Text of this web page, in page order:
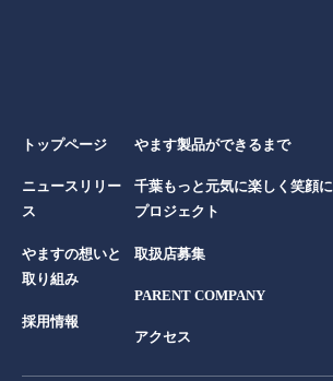
トップページ
ニュースリリー
ス
やますの想いと
取り組み
採用情報
やます製品ができるまで
千葉もっと元気に楽しく笑顔に
プロジェクト
取扱店募集
PARENT COMPANY
アクセス